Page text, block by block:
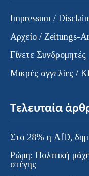
Impressum /
Αρχείο / Zeitungs-
Γίνετε Συνδρομητές
Μικρές αγγελίες /
Τελευταία
Στο 28% η AfD,
Ρώμη: Πολιτική
στέγης